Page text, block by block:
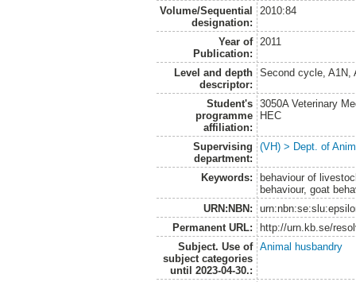
Volume/Sequential
designation:
2010:84
Year of
Publication:
2011
Level and depth
descriptor:
Second cycle, A1N,
Student's
programme
affiliation:
3050A Veterinary
HEC
Supervising
department:
(VH) > Dept. of
Keywords:
behaviour of
behaviour, goat
URN:NBN:
Permanent URL:
http://urn.kb.se/
Subject. Use of
subject categories
until 2023-04-30.:
Animal husbandry